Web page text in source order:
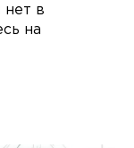
нет в
на